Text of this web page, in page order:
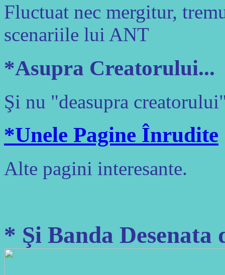
Fluctuat nec mergitur,
scenariile lui ANT
*Asupra Creatorului...
Şi nu "deasupra
*Unele Pagine Înrudite
Alte pagini interesante.
* Şi Banda Desenata